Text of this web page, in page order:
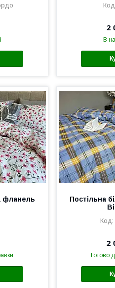
2
В
фланель
Постільна
2
Готово